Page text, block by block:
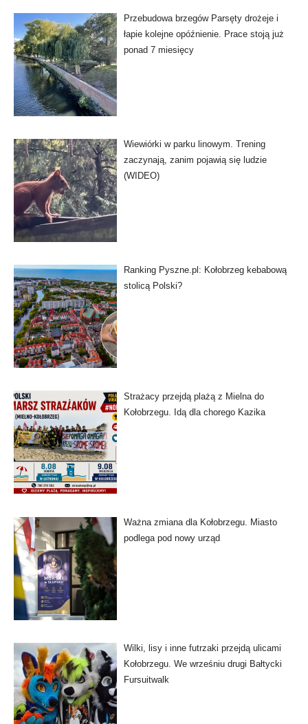
Przebudowa brzegów Parsęty drożeje i
łapie kolejne opóźnienie. Prace stoją już
ponad 7 miesięcy
Wiewiórki w parku linowym. Trening
zaczynają, zanim pojawią się ludzie
(WIDEO)
Ranking Pyszne.pl: Kołobrzeg kebabową
stolicą Polski?
Strażacy przejdą plażą z Mielna do
Kołobrzegu. Idą dla chorego Kazika
Ważna zmiana dla Kołobrzegu. Miasto
podlega pod nowy urząd
Wilki, lisy i inne futrzaki przejdą ulicami
Kołobrzegu. We wrześniu drugi Bałtycki
Fursuitwalk